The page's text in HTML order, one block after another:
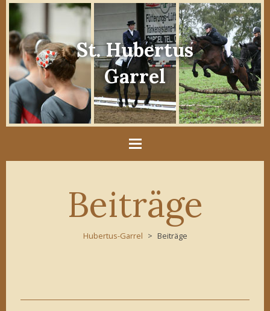
St. Hubertus
Garrel
Beiträge
Hubertus-Garrel Beiträge